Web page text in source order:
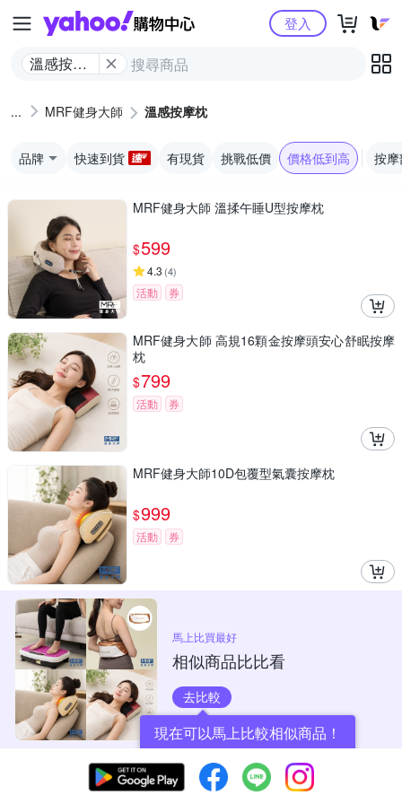
Yahoo購物中心
溫感按摩
登入
MRF健身大師 溫感按摩枕
品牌 快速到貨 有現貨 挑戰低價 價格低到高 按
MRF健身大師 溫揉午睡U型按摩枕
$599
4.3 (4)
活動 券
MRF健身大師 高規16顆金按摩頭安心舒眠按摩
枕
$799
活動 券
MRF健身大師10D包覆型氣囊按摩枕
$999
活動 券
馬上比買最好
相似商品比比看
去比較
現在可以馬上比較相似商品！